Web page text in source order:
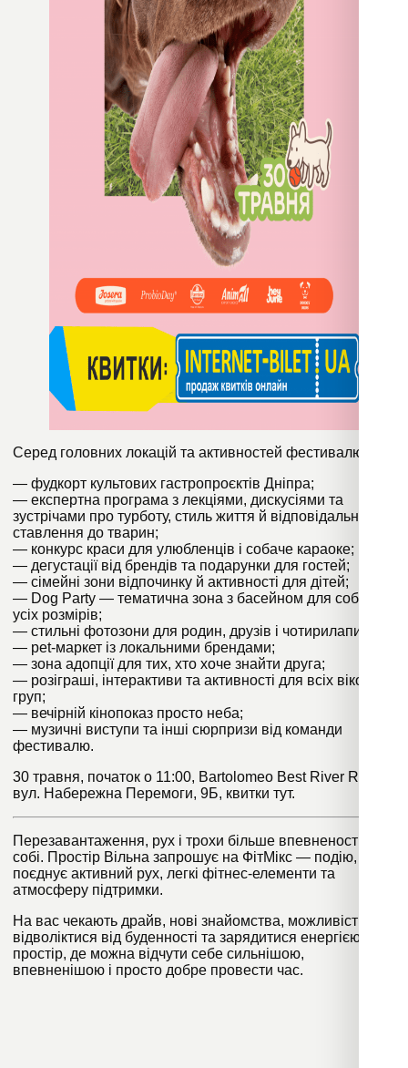
Серед головних локацій та активностей фестивалю:
— фудкорт культових гастропроєктів Дніпра;
— експертна програма з лекціями, дискусіями та
зустрічами про турботу, стиль життя й відповідальне
ставлення до тварин;
— конкурс краси для улюбленців і собаче караоке;
— дегустації від брендів та подарунки для гостей;
— сімейні зони відпочинку й активності для дітей;
— Dog Party — тематична зона з басейном для собак
усіх розмірів;
— стильні фотозони для родин, друзів і чотирилапих;
— pet-маркет із локальними брендами;
— зона адопції для тих, хто хоче знайти друга;
— розіграші, інтерактиви та активності для всіх вікових
груп;
— вечірній кінопоказ просто неба;
— музичні виступи та інші сюрпризи від команди
фестивалю.
30 травня, початок о 11:00, Bartolomeo Best River Resort,
вул. Набережна Перемоги, 9Б, квитки тут.
Перезавантаження, рух і трохи більше впевненості в
собі. Простір Вільна запрошує на ФітМікс — подію, що
поєднує активний рух, легкі фітнес-елементи та
атмосферу підтримки.
На вас чекають драйв, нові знайомства, можливість
відволіктися від буденності та зарядитися енергією. Це
простір, де можна відчути себе сильнішою,
впевненішою і просто добре провести час.